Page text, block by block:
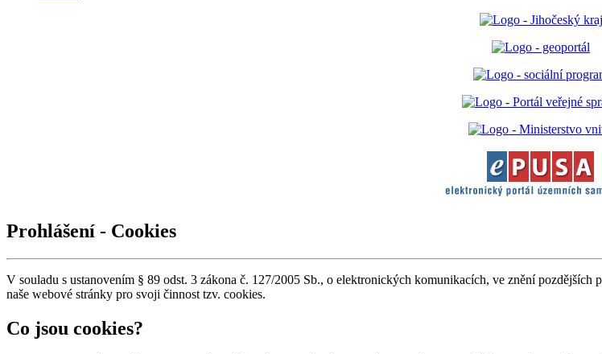
Prohlášení - Cookies
V souladu s ustanovením § 89 odst. 3 zákona č. 127/2005 Sb., o elektronických komunikacích, ve znění
naše webové stránky pro svoji činnost tzv. cookies.
Co jsou cookies?